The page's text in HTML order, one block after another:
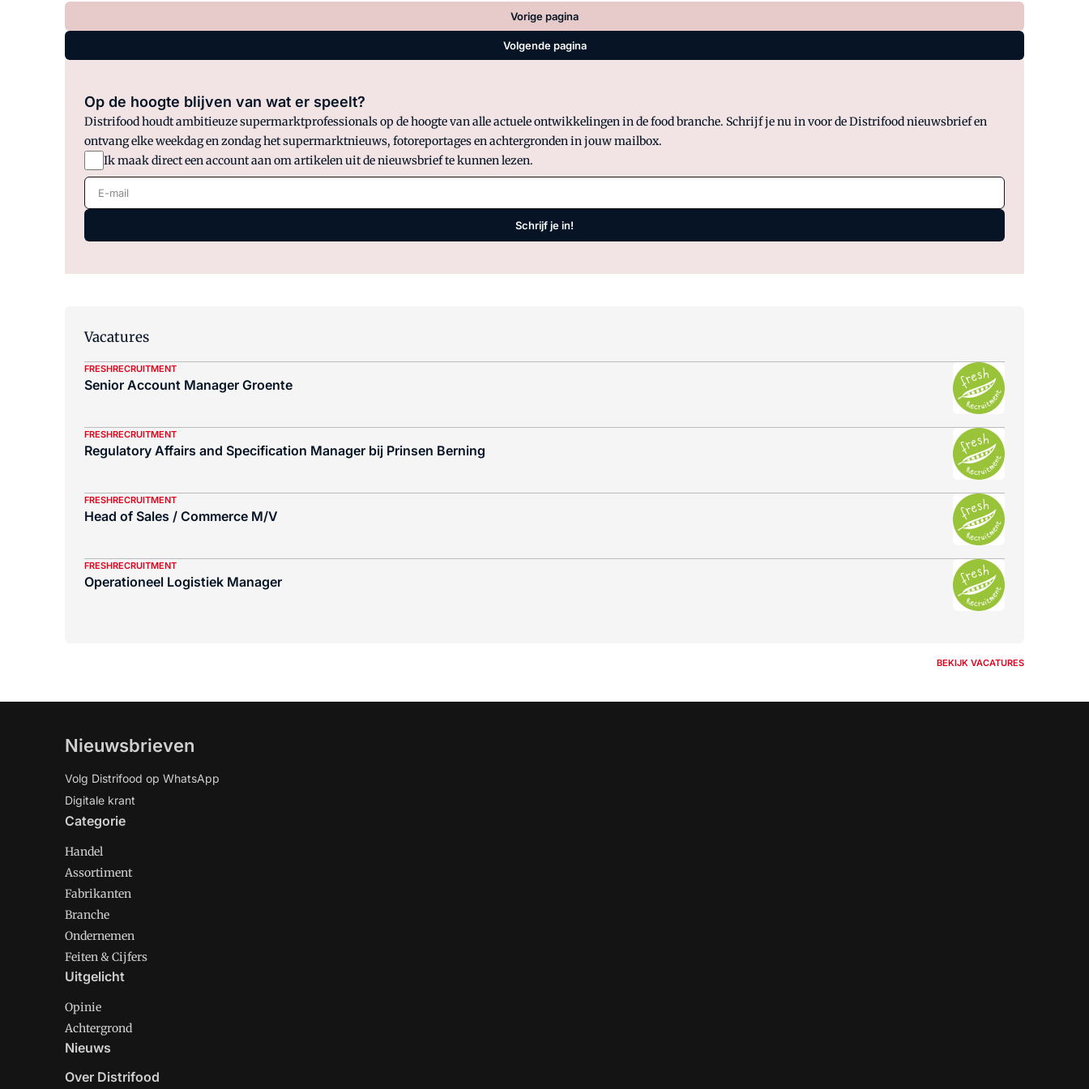
Vorige pagina
Volgende pagina
Op de hoogte blijven van wat er speelt?
Distrifood houdt ambitieuze supermarktprofessionals op de hoogte van alle actuele ontwikkelingen in de food branche. Schrijf je nu in voor de Distrifood nieuwsbrief en
ontvang elke weekdag en zondag het supermarktnieuws, fotoreportages en achtergronden in jouw mailbox.
Ik maak direct een account aan om artikelen uit de nieuwsbrief te kunnen lezen.
E-mail
Schrijf je in!
Vacatures
FRESHRECRUITMENT
Senior Account Manager Groente
FRESHRECRUITMENT
Regulatory Affairs and Specification Manager bij Prinsen Berning
FRESHRECRUITMENT
Head of Sales / Commerce M/V
FRESHRECRUITMENT
Operationeel Logistiek Manager
BEKIJK VACATURES
Nieuwsbrieven
Volg Distrifood op WhatsApp
Digitale krant
Categorie
Handel
Assortiment
Fabrikanten
Branche
Ondernemen
Feiten & Cijfers
Uitgelicht
Opinie
Achtergrond
Nieuws
Over Distrifood